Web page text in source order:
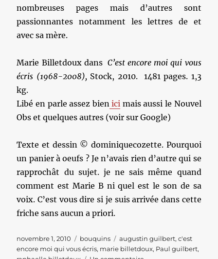
nombreuses pages mais d’autres sont
passionnantes notamment les lettres de et
avec sa mère.
Marie Billetdoux dans C’est encore moi qui vous
écris (1968-2008), Stock, 2010. 1481 pages. 1,3
kg.
Libé en parle assez bienici mais aussi le Nouvel
Obs et quelques autres (voir sur Google)
Texte et dessin © dominiquecozette. Pourquoi
un panier à oeufs ? Je n’avais rien d’autre qui se
rapprochât du sujet. je ne sais même quand
comment est Marie B ni quel est le son de sa
voix. C’est vous dire si je suis arrivée dans cette
friche sans aucun a priori.
Publié
le
novembre 1, 2010 Catégories
bouquins Étiquettes
augustin guilbert,c'est
encore moi qui vous écris, marie billetdoux, Paul guilbert,